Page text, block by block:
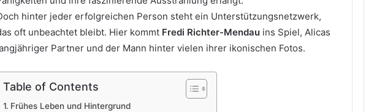
hinter jeder erfolgreichen Person steht ein Unterstützungsnetzwerk,
oft unbeachtet bleibt. Hier kommt Fredi Richter-Mendau ins Spiel, Alicas
Partner und der Mann hinter vielen ihrer ikonischen Fotos.
Table of Contents
Frühes Leben und Hintergrund